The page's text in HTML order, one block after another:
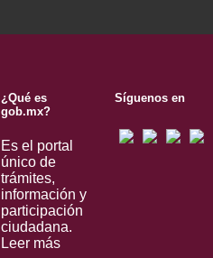
¿Qué es
gob.mx?
Es el portal
único de
trámites,
información y
participación
ciudadana.
Leer más
Síguenos en